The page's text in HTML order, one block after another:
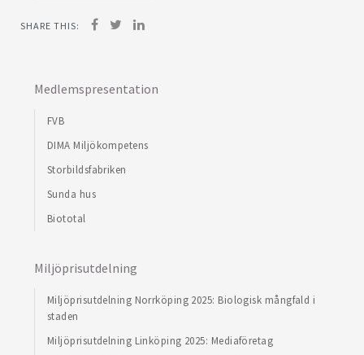
SHARE THIS:
Medlemspresentation
FVB
DIMA Miljökompetens
Storbildsfabriken
Sunda hus
Biototal
Miljöprisutdelning
Miljöprisutdelning Norrköping 2025: Biologisk mångfald i
staden
Miljöprisutdelning Linköping 2025: Mediaföretag